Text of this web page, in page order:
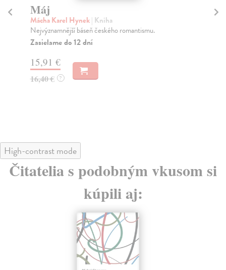
Máj
Mácha Karel Hynek| Kniha
Nejvýznamnější báseň českého romantismu.
Zasielame do 12 dní
15,91 €
16,40 € ?
High-contrast mode
Čitatelia s podobným vkusom si
kúpili aj: